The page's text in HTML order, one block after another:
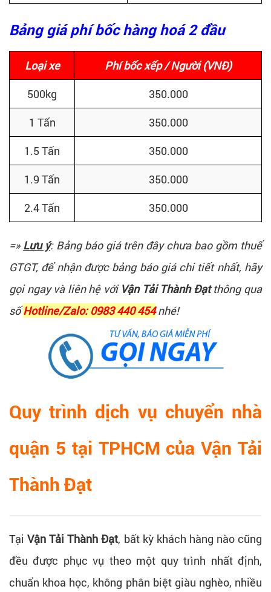
Bảng giá phí bốc hàng hoá 2 đầu
Loại xe
Phí bốc xếp / Người (VNĐ)
500kg
350.000
1 Tấn
350.000
1.5 Tấn
350.000
1.9 Tấn
350.000
2.4 Tấn
350.000
=» Lưu ý: Bảng báo giá trên đây chưa bao gồm thuế
GTGT, để nhận được bảng báo giá chi tiết nhất, hãy
gọi ngay và liên hệ với Vận Tải Thành Đạtthông qua
sốHotline/Zalo: 0983 440 454nhé!
Quy trình dịch vụ chuyển nhà
quận 5 tại TPHCM của Vận Tải
Thành Đạt
TạiVận Tải Thành Đạt, bất kỳ khách hàng nào cũng
đều được phục vụ theo một quy trình nhất định,
chuẩn khoa học, không phân biệt giàu nghèo, nhiều